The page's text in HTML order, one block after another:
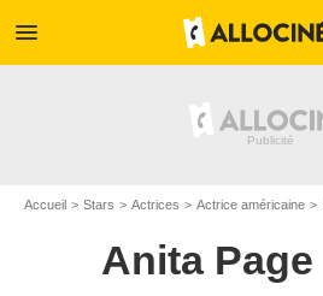
menu
Accueil Stars Actrices Actrice américaine
Anita Page